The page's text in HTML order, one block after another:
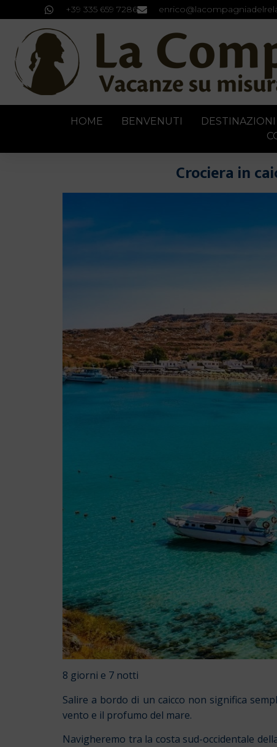
+39 335 659 7286
HOME BENVENUTI DESTINAZIONI
Crociera in
8 giorni e 7 notti
Salire a bordo di un caicco non significa
vento e il profumo del mare.
Navigheremo tra la costa sud-occidentale